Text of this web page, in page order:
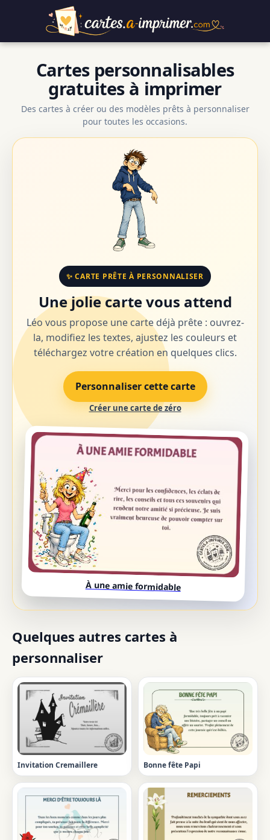
Cartes personnalisables
gratuites à imprimer
Des cartes à créer ou des modèles prêts à personnaliser
pour toutes les occasions.
✨ CARTE PRÊTE À PERSONNALISER
Une jolie carte vous attend
Léo vous propose une carte déjà prête : ouvrez-
la, modifiez les textes, ajustez les couleurs et
téléchargez votre création en quelques clics.
Personnaliser cette carte
Créer une carte de zéro
À une amie formidable
Quelques autres cartes à
personnaliser
Invitation Cremaillere Bonne fête Papi